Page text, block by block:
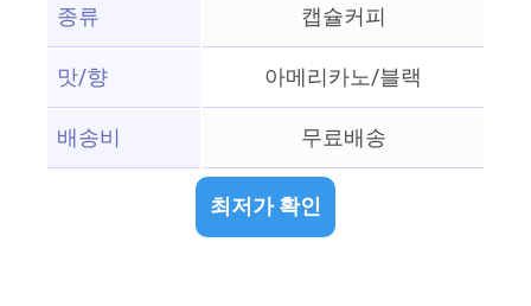
종류
캡슐커피
맛/향
아메리카노/블랙
배송비
무료배송
최저가 확인